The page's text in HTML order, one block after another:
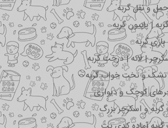
و نقل گربه
| پاپیون گربه
گربه
| لانه | درخت گربه
تشک و تخت خواب گربه
کوچک و دیواری
و اسکرچر بزرگ